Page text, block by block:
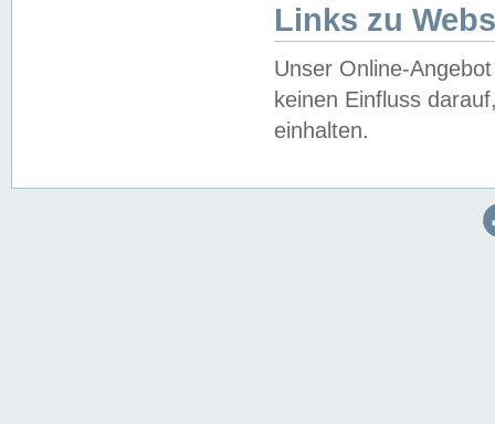
Links zu
Unser Online-
keinen Einfluss
einhalten.